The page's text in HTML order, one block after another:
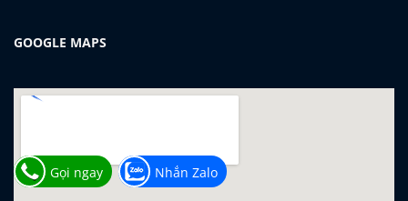
GOOGLE MAPS
Gọi ngay Nhắn Zalo